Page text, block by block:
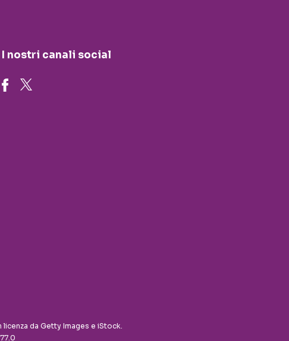
I nostri canali social
da Getty Images e iStock.